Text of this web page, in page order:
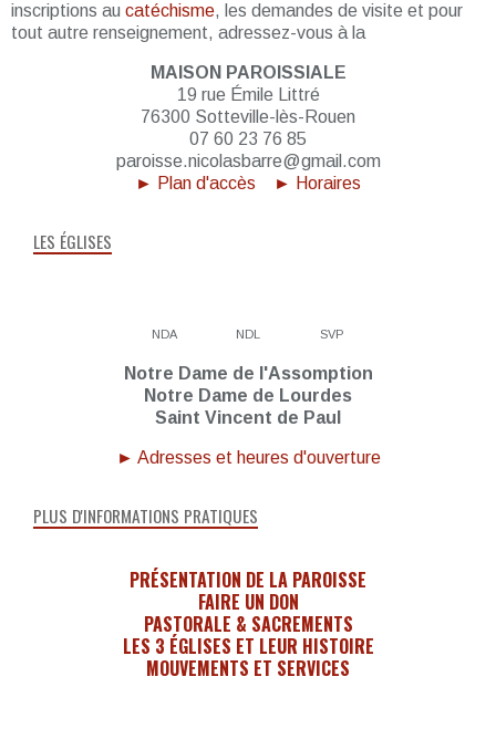
inscriptions au catéchisme, les demandes de visite et pour
tout autre renseignement, adressez-vous à la
MAISON PAROISSIALE
19 rue Émile Littré
76300 Sotteville-lès-Rouen
07 60 23 76 85
paroisse.nicolasbarre@gmail.com
► Plan d'accès
► Horaires
LES ÉGLISES
NDA NDL SVP
Notre Dame de l'Assomption
Notre Dame de Lourdes
Saint Vincent de Paul
► Adresses et heures d'ouverture
PLUS D'INFORMATIONS PRATIQUES
PRÉSENTATION DE LA PAROISSE
FAIRE UN DON
PASTORALE & SACREMENTS
LES 3 ÉGLISES ET LEUR HISTOIRE
MOUVEMENTS ET SERVICES